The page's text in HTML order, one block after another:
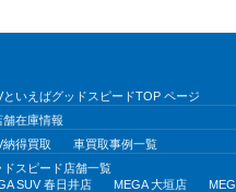
といえばグッドスピードTOP ページ
舗在庫情報
納得買取
車買取事例一覧
ドスピード店舗一覧
SUV 春日井店
MEGA 大垣店